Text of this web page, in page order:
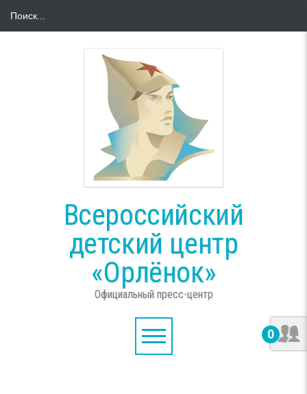
Всероссийский
детский центр
«Орлёнок»
Официальный пресс-центр
0